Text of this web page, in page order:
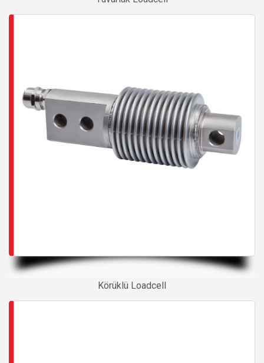
Körüklü Loadcell